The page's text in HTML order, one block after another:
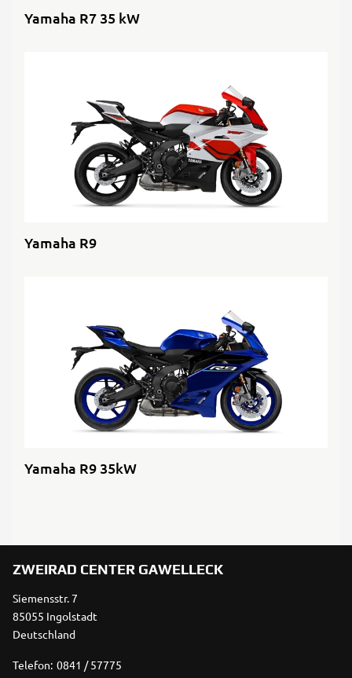
Yamaha R7 35 kW
Yamaha R9
Yamaha R9 35kW
ZWEIRAD CENTER GAWELLECK
Siemensstr. 7
85055 Ingolstadt
Deutschland
Telefon: 0841 / 57775